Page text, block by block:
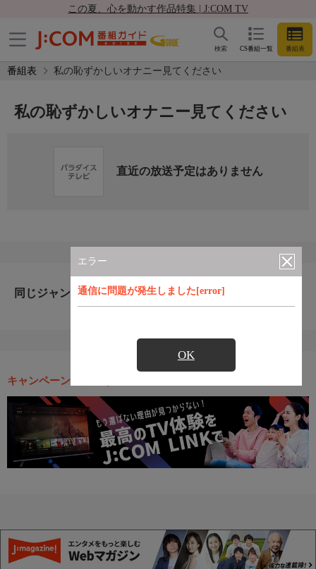
この夏、心を動かす作品特集 | J:COM TV
CS番組一覧 番組表
検索
番組表 私の恥ずかしいオナニー見てください
エラー
通信に問題が発生しました[error]
OK
私の恥ずかしいオナニー見てください
直近の放送予定はありません
同じジャンルのおすすめ番組
キャンペーン・お得な情報